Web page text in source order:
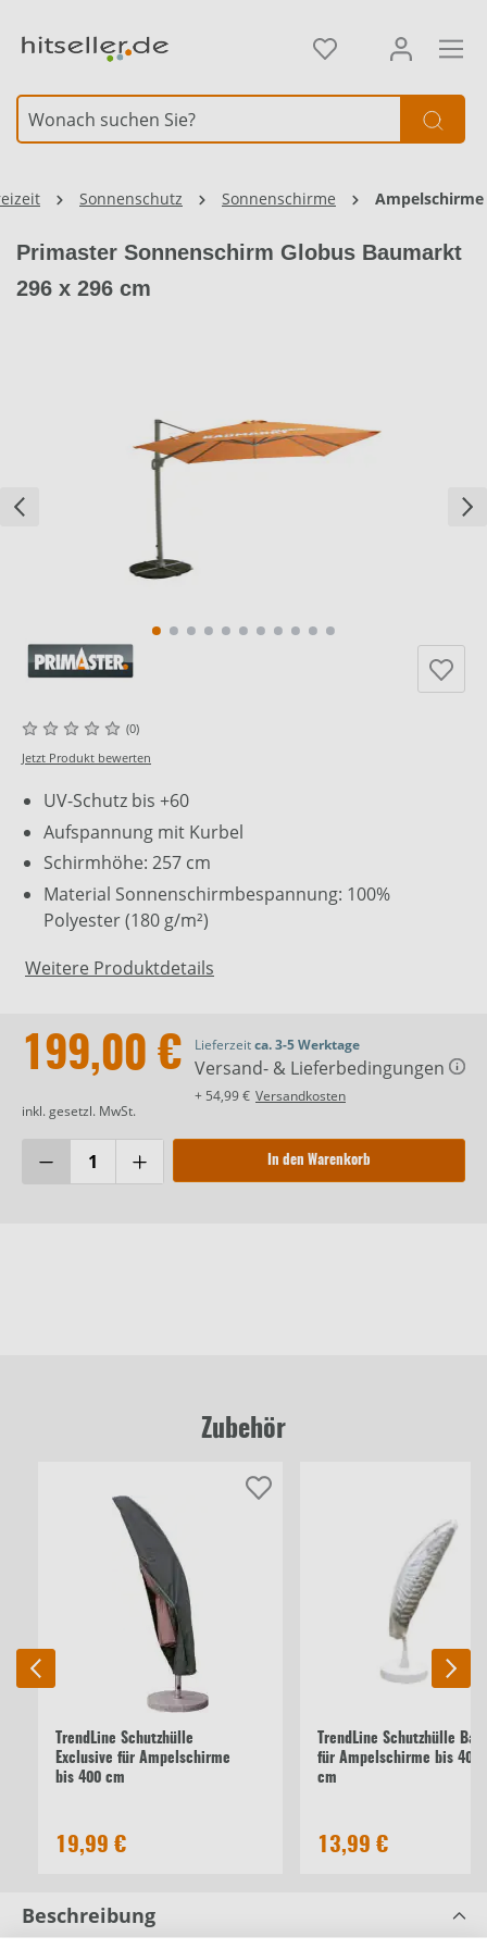
Sonnenschutz Sonnenschirme Ampelschirme
Primaster Sonnenschirm Globus Baumarkt
296 x 296 cm
(0)
Jetzt Produkt bewerten
UV-Schutz bis +60
Aufspannung mit Kurbel
Schirmhöhe: 257 cm
Material Sonnenschirmbespannung: 100%
Polyester (180 g/m²)
Weitere Produktdetails
199,00 €
inkl. gesetzl. MwSt.
Lieferzeitca. 3-5 Werktage
Versand- & Lieferbedingungen
+ 54,99 € Versandkosten
In den Warenkorb
Zubehör
TrendLine Schutzhülle
Exclusive für Ampelschirme
bis 400 cm
19,99 €
TrendLine Schutzhülle
für Ampelschirme bis 400
cm
13,99 €
Beschreibung